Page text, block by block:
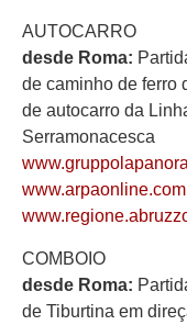
AUTOCARRO
desde Roma:
de caminho de ferro
de autocarro da
Serramonacesca
www.arpaonline.com
COMBOIO
desde Roma:
de Tiburtina em